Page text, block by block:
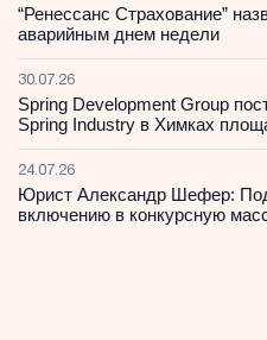
“Ренессанс Страхование”
аварийным днем недели
30.07.26
Spring Development Group
Spring Industry в Химках
24.07.26
Юрист Александр Шефер:
включению в конкурсную